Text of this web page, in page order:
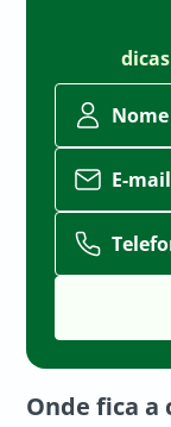
Nome
E-mail
Onde fica a